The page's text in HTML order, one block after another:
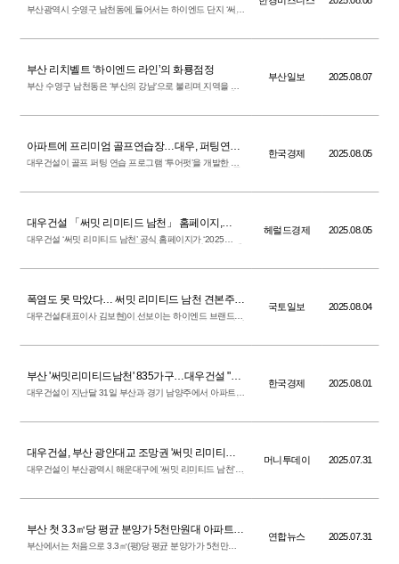
미티드 남천’
부산광역시 수영구 남천동에 들어서는 하이엔드 단지 ‘써밋
리미티드 남천’이 청약 개시를 앞두고 주거 쾌적성을 극대
실제 한국갤럽의 ‘2025 부동산 트렌드’ 보고서에 따르면, 단
특화 유형 9가지 중에서 조경 특화 주택(30%)이 가장 많은
선택을 받기도 했다. 이는 최근 주거 트렌드가 실내 공간을
넘어, 단지 외부의 자연환경과 여가 공간까지 고려하는 방
향으로 진화하고 있음을 보여준다.
부산 리치벨트 ‘하이엔드 라인’의 화룡점정
부산 수영구 남천동은 ‘부산의 강남’으로 불리며 지역을 대
표하는 부촌으로 자리매김했다. 특히 광안대교를 정면에
라를 갖춘 남천동에 하이엔드 아파트가 잇따라 들어서면서
부산일보 2025.08.07
아파트에 프리미엄 골프연습장…대우, 퍼팅연습
'투어펏' 도입
대우건설이 골프 퍼팅 연습 프로그램 ‘투어펏’을 개발한 브
로틴과 양해각서(MOU)를 맺고 아파트 단지에 프리미엄 골
정이다.
한국경제 2025.08.05
대우건설 「써밋 리미티드 남천」 홈페이지,
‘2025 GDWEB 디자인 어워즈’ 본상 수상
대우건설 ‘써밋 리미티드 남천’ 공식 홈페이지가 ‘2025
GDWEB DESIGN AWARDS(굿디자인웹 디자인 어워즈)에
미티드’ 브랜드 단지로, 광안대교를 마주한 상징적 입지에
헤럴드경제 2025.08.05
폭염도 못 막았다… 써밋 리미티드 남천 견본주
택, 연일 ‘문전성시’
대우건설(대표이사 김보현)이 선보이는 하이엔드 브랜드
아파트 ‘써밋 리미티드 남천’이 지난 달 31일 견본주택 ‘써밋
밋 갤러리 남천’에 대한 관심은 식을 줄 몰랐다. 이른 아침부
감되며 높은 인기를 실감케 했다.
국토일보 2025.08.04
부산 '써밋리미티드남천' 835가구…대우건설 "최
고급 단지로 차별화"
대우건설이 지난달 31일 부산과 경기 남양주에서 아파트
견본주택을 동시에 열고 분양에 나섰다. 부산은 최고급 단
남천동에서 ‘써밋 리미티드 남천’(투시도)을 공급한다고 1일
약을 받는다.
한국경제 2025.08.01
대우건설, 부산 광안대교 조망권 '써밋 리미티드
남천' 견본주택 개관
대우건설이 부산광역시 해운대구에 '써밋 리미티드 남천'
견본주택을 개관하고 본격적인 분양을 시작한다고 31일 밝
면적별 구성은 84㎡~243㎡로 중대형 위주로 국민 평형부
머니투데이 2025.07.31
부산 첫 3.3㎡당 평균 분양가 5천만원대 아파트…
견본주택 공개
부산에서는 처음으로 3.3㎡(평)당 평균 분양가가 5천만원
대인 부산 수영구 '써밋 리미티드 남천'의 모델하우스가 31
연합뉴스 2025.07.31